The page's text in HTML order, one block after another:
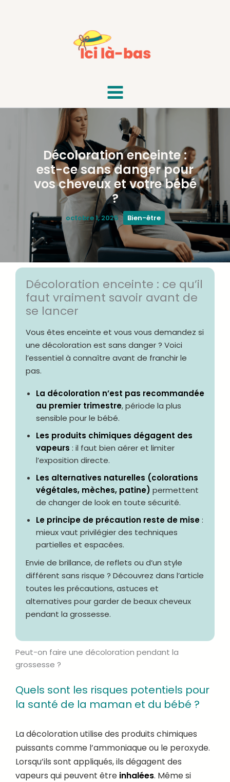
Décoloration enceinte :
est-ce sans danger pour
vos cheveux et votre bébé
?
octobre 1, 2025 Bien-être
Décoloration enceinte : ce qu’il
faut vraiment savoir avant de
se lancer
Vous êtes enceinte et vous vous demandez si
une décoloration est sans danger ? Voici
l’essentiel à connaître avant de franchir le
pas.
La décoloration n’est pas recommandée
au premier trimestre, période la plus
sensible pour le bébé.
Les produits chimiques dégagent des
vapeurs : il faut bien aérer et limiter
l’exposition directe.
Les alternatives naturelles (colorations
végétales, mèches, patine) permettent
de changer de look en toute sécurité.
Le principe de précaution reste de mise:
mieux vaut privilégier des techniques
partielles et espacées.
Envie de brillance, de reflets ou d’un style
différent sans risque ? Découvrez dans l’article
toutes les précautions, astuces et
alternatives pour garder de beaux cheveux
pendant la grossesse.
Peut-on faire une décoloration pendant la
grossesse ?
Quels sont les risques potentiels pour
la santé de la maman et du bébé ?
La décoloration utilise des produits chimiques
puissants comme l’ammoniaque ou le peroxyde.
Lorsqu’ils sont appliqués, ils dégagent des
vapeurs qui peuvent être inhalées. Même si